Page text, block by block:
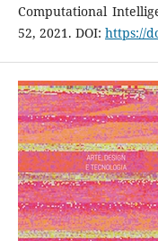
Computational
52, 2021. DOI: https://